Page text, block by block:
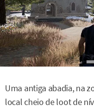
Uma antiga abadia, na
local cheio de loot de